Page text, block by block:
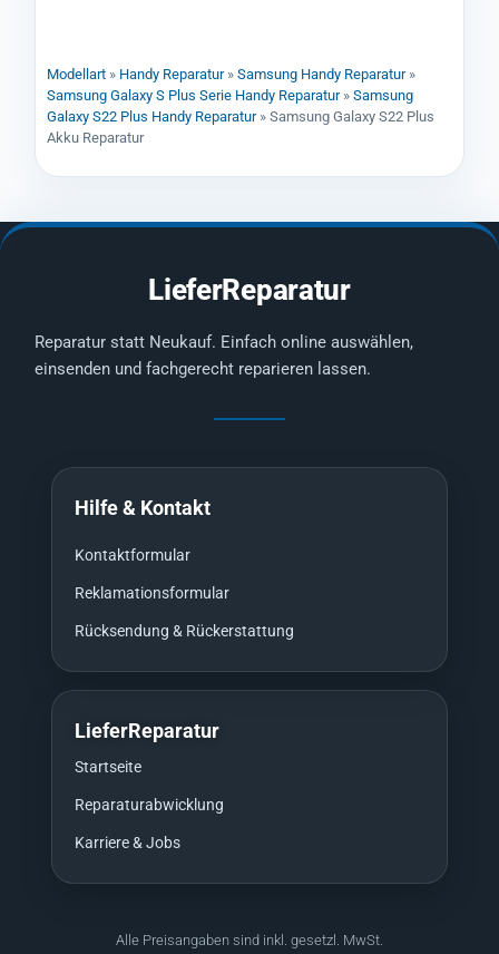
Modellart » Handy Reparatur» Samsung Handy Reparatur»
Samsung Galaxy S Plus Serie Handy Reparatur» Samsung
Galaxy S22 Plus Handy Reparatur» Samsung Galaxy S22 Plus
Akku Reparatur
LieferReparatur
Reparatur statt Neukauf. Einfach online auswählen,
einsenden und fachgerecht reparieren lassen.
Hilfe & Kontakt
Kontaktformular
Reklamationsformular
Rücksendung & Rückerstattung
LieferReparatur
Startseite
Reparaturabwicklung
Karriere & Jobs
Alle Preisangaben sind inkl. gesetzl. MwSt.